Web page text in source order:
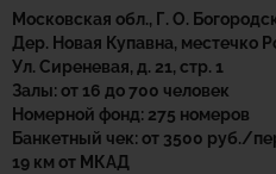
Московская обл., Г. О.
Дер. Новая Купавна, местечко
Ул. Сиреневая, д. 21, стр. 1
Залы: от 16 до 700 человек
Номерной фонд: 275 номеров
Банкетный чек: от 3500 руб./
19 км от МКАД